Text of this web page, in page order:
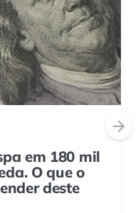
em 180 mil
O que o
deste